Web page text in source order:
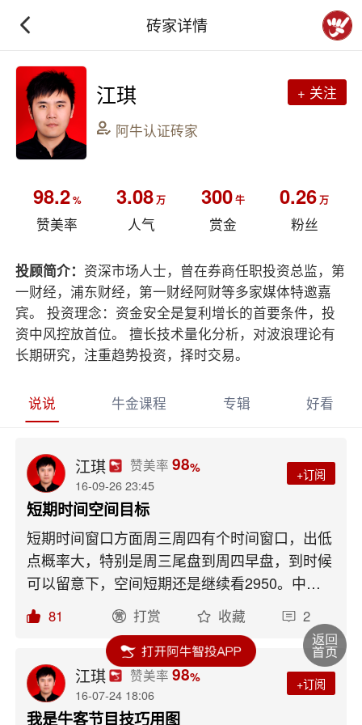
砖家详情
江琪
阿牛认证砖家
+ 关注
98.2%
赞美率
3.08万
人气
300牛
赏金
0.26万
粉丝
投顾简介： 资深市场人士，曾在券商任职投资总监，第
一财经，浦东财经，第一财经阿财等多家媒体特邀嘉
宾。 投资理念：资金安全是复利增长的首要条件，投
资中风控放首位。 擅长技术量化分析，对波浪理论有
长期研究，注重趋势投资，择时交易。
说说 牛金课程 专辑 好看
江琪 赞美率 98%
16-09-26 23:45
+订阅
短期时间空间目标
短期时间窗口方面周三周四有个时间窗口，出低
点概率大，特别是周三尾盘到周四早盘，到时候
可以留意下，空间短期还是继续看2950。中小
创方面今天跌破了相对于2638以来的收敛三角
形，短期若无法快速收回的话大周期将延续调整
周期，继续保持观望，而主板在2950未有效跌
破之前2638以来的趋势仍在。
81 打赏 收藏 2
江琪 赞美率 98%
16-07-24 18:06
+订阅
我是牛客节目技巧用图